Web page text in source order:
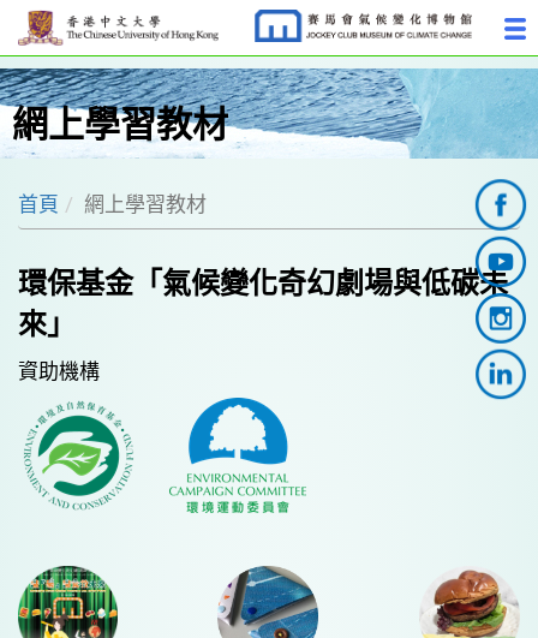
網上學習教材
首頁 網上學習教材
環保基金「氣候變化奇幻劇場與低碳未
來」
資助機構